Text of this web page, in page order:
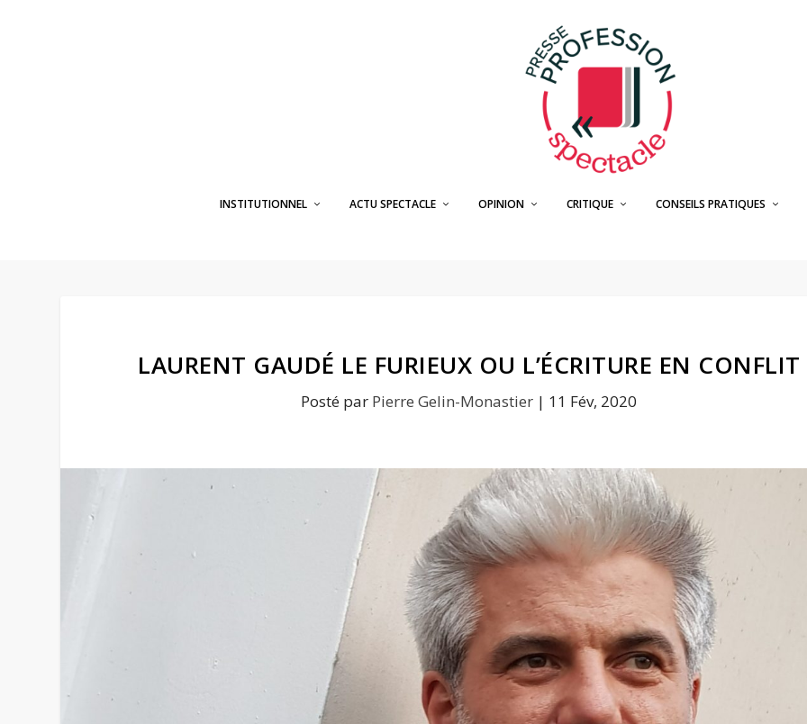
INSTITUTIONNEL ACTU SPECTACLE OPINION CRITIQUE CONSEILS PRATIQUES
LAURENT GAUDÉ LE FURIEUX OU L’ÉCRITURE EN CONFLIT
Posté par Pierre Gelin-Monastier | 11 Fév, 2020